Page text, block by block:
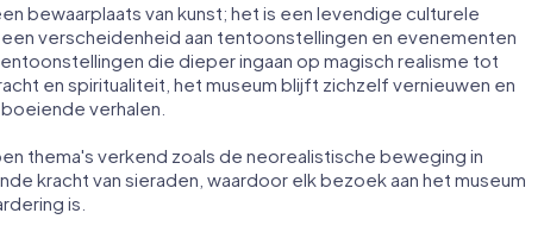
bewaarplaats van kunst; het is een levendige culturele
verscheidenheid aan tentoonstellingen en evenementen
die dieper ingaan op magisch realisme tot
en spiritualiteit, het museum blijft zichzelf vernieuwen en
verhalen.
thema's verkend zoals de neorealistische beweging in
kracht van sieraden, waardoor elk bezoek aan het museum
is.